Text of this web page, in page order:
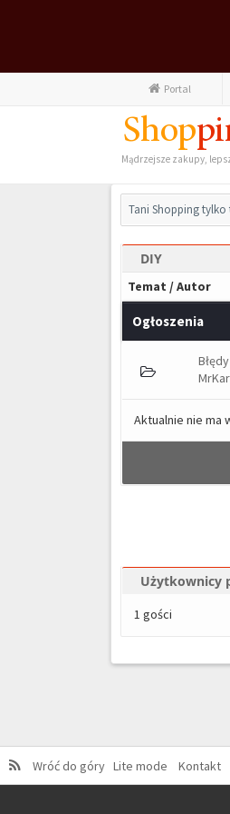
Portal
Mądrzejsze zakupy,
Tani Shopping tylko
DIY
Temat /Autor
Ogłoszenia
Aktualnie nie ma
Użytkownicy
1 gości
Wróć do góry Lite mode
Kontakt